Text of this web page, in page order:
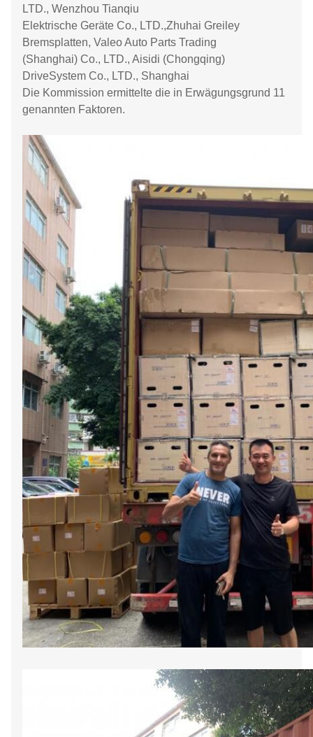
LTD., Wenzhou Tianqiu
Elektrische Geräte Co., LTD.,Zhuhai Greiley
Bremsplatten, Valeo Auto Parts Trading
(Shanghai) Co., LTD., Aisidi (Chongqing)
DriveSystem Co., LTD., Shanghai
Die Kommission ermittelte die in Erwägungsgrund 11
genannten Faktoren.
huimen1
2:51 PM
Good day, what product are you looking for?